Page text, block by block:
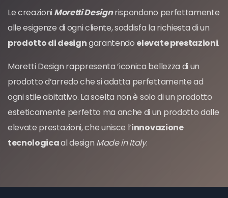
Le creazioniMoretti Designrispondono perfettamente
alle esigenze di ogni cliente, soddisfa la richiesta di un
prodotto di designgarantendo elevate prestazioni.
Moretti Design rappresenta ’iconica bellezza di un
prodotto d’arredo che si adatta perfettamente ad
ogni stile abitativo. La scelta non è solo di un prodotto
esteticamente perfetto ma anche di un prodotto dalle
elevate prestazioni, che unisce l’innovazione
tecnologicaal design Made in Italy.